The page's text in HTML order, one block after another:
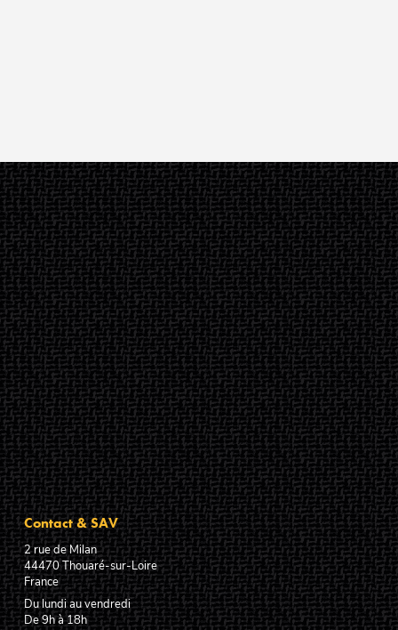
Contact & SAV
2 rue de Milan
44470Thouaré-sur-Loire
France
Du lundi au vendredi
De 9h à 18h